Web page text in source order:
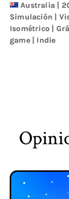
Australia |
Simulación |
Isométrico |
game| Indie